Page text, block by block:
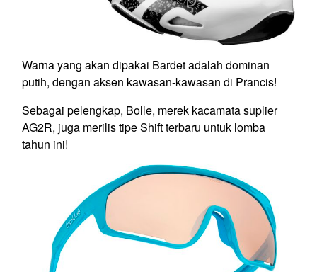
Warna yang akan dipakai Bardet adalah dominan
putih, dengan aksen kawasan-kawasan di Prancis!
Sebagai pelengkap, Bolle, merek kacamata suplier
AG2R, juga merilis tipe Shift terbaru untuk lomba
tahun ini!